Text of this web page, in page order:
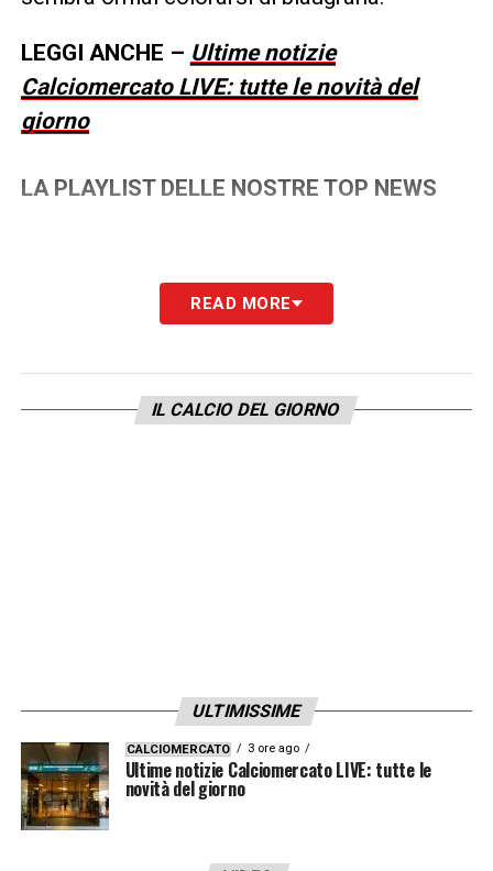
LEGGI ANCHE – Ultime notizie
Calciomercato LIVE: tutte le novità del
giorno
LA PLAYLIST DELLE NOSTRE TOP NEWS
READ MORE
IL CALCIO DEL GIORNO
ULTIMISSIME
CALCIOMERCATO 3 ore ago
Ultime notizie Calciomercato LIVE: tutte le
novità del giorno